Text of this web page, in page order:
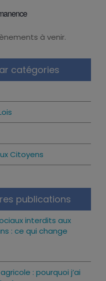
à venir.
catégories
Citoyens
publications
interdits aux
: ce qui change
: pourquoi j’ai